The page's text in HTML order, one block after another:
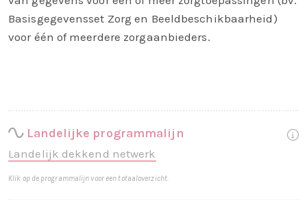
Basisgegevensset Zorg en Beeldbeschikbaarheid)
voor één of meerdere zorgaanbieders.
Landelijke programmalijn
Landelijk dekkend netwerk
Klik op de programmalijn voor een totaaloverzicht.